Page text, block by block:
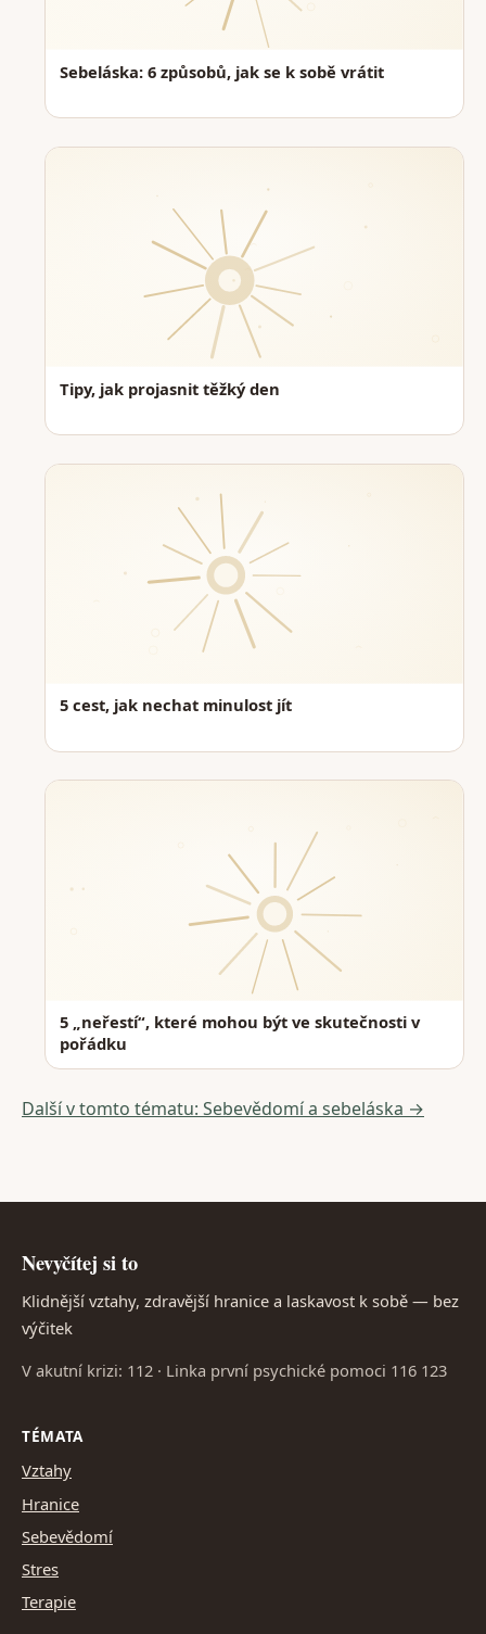
Sebeláska: 6 způsobů, jak se k sobě vrátit
Tipy, jak projasnit těžký den
5 cest, jak nechat minulost jít
5 „neřestí“, které mohou být ve skutečnosti v
pořádku
Další v tomto tématu: Sebevědomí a sebeláska →
Nevyčítej si to
Klidnější vztahy, zdravější hranice a laskavost k sobě — bez
výčitek
V akutní krizi: 112 · Linka první psychické pomoci 116 123
TÉMATA
Vztahy
Hranice
Sebevědomí
Stres
Terapie